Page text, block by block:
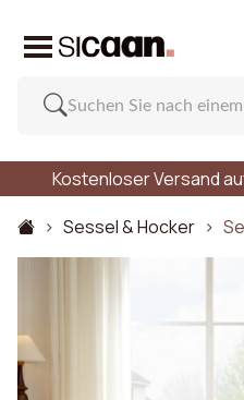
Kostenloser Versand
Sessel & Hocker